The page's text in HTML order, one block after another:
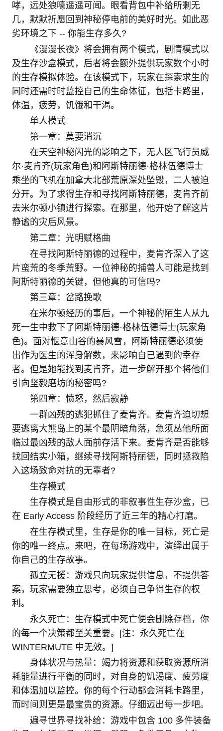
哮，远处狼嚎遥遥可闻。眼看背包中补给所剩无
几，默默祈愿回到神秘停电前的美好时光。如此恶
劣环境之下 -- 你能生存多久?
《漫漫长夜》将会拥有两个模式，剧情模式以
及生存沙盒模式，后者将会额外提供玩家数个小时
的生存模拟体验。在该模式下，玩家在探索求生的
同时还需时时监控自己的生命体征，包括卡路里，
体温，疲劳，饥饿和干渴。
单人模式
第一章：莫要消沉
在天空神秘闪光的影响之下，无人区飞行员威
尔·麦肯齐(玩家角色)和阿斯特丽德·格林伍德博士
乘坐的飞机在加拿大北部荒原深处坠毁，二人被迫
分开。为了求得生存和寻找阿斯特丽德，麦肯齐前
去米尔顿小镇进行探索。在那里，他开始了解这片
静谧的灾后风景。
第二章：光明赋格曲
在寻找阿斯特丽德的过程中，麦肯齐深入了这
片蛮荒的冬季荒野。一位神秘的捕兽人可能是找到
阿斯特丽德的关键，但他真的可信吗?
第三章：岔路挽歌
在米尔顿经历的事后，一个神秘的陌生人从九
死一生中救下了阿斯特丽德·格林伍德博士(玩家角
色)。面对惬意山谷的暴风雪，阿斯特丽德必须使
出作为医生的浑身解数，来影响自己遇到的幸存
者。但是她能找到麦肯齐，进一步解开那个将他们
引向坚毅磨坊的秘密吗?
第四章：愤怒，然后寂静
一群凶残的逃犯抓住了麦肯齐。麦肯齐迫切想
要逃离大熊岛上的某个最阴暗角落，急须丛他所面
临过最凶残的敌人面前存活下来。麦肯齐是否能够
找回结实小箱，继续寻找阿斯特丽德，同时拯救陷
入这场致命对抗的无辜者?
生存模式
生存模式是自由形式的非叙事性生存沙盒，已
在 Early Access 阶段经历了近三年的精心打磨。
在生存模式里，生存是你的唯一目标，死亡是
你的唯一终点。来吧，在每场游戏中，演绎出属于
你自己的生存故事。
孤立无援：游戏只向玩家提供信息，不提供答
案，玩家需要独立思考，必须自己争得生存的权
利。
永久死亡：生存模式中死亡便会删除存档，你
的每一个决策都至关重要。[注：永久死亡在
WINTERMUTE 中无效。]
身体状况与热量：竭力将资源和获取资源所消
耗能量进行平衡的同时，对自身的饥渴度、疲劳度
和体温加以监控。你的每个行动都会消耗卡路里，
而时间则更是最宝贵的资源。仔细迈出每一步吧。
遍寻世界寻找补给：游戏中包含 100 多件装备